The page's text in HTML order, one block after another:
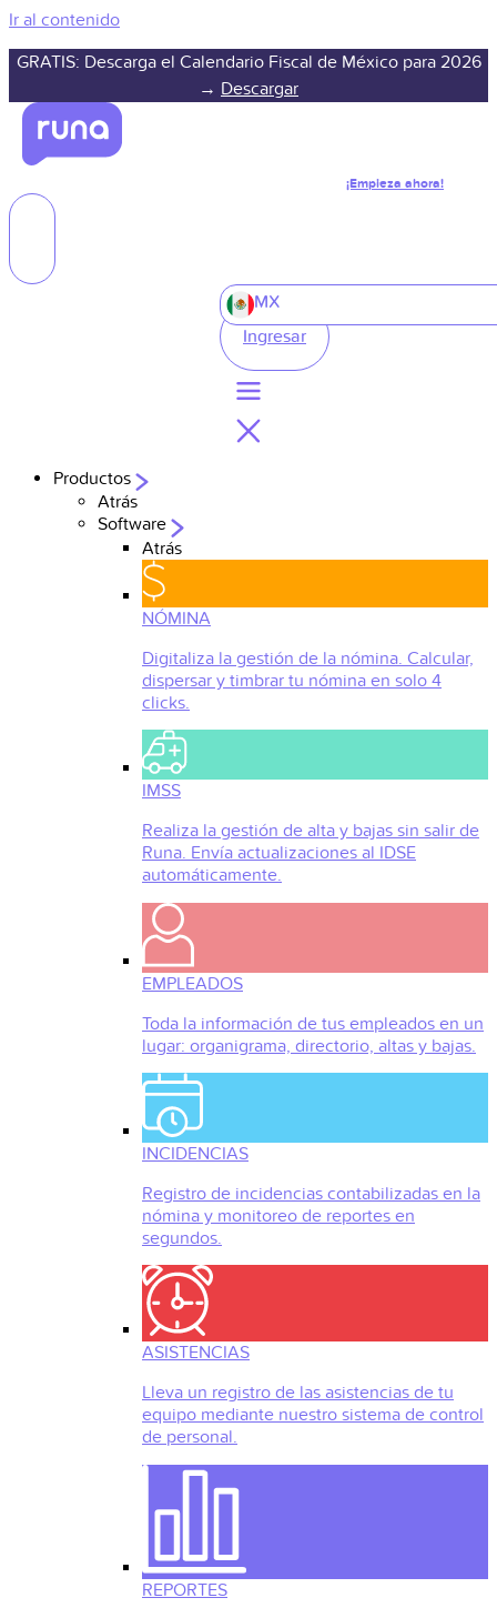
Ir al contenido
GRATIS: Descarga el Calendario Fiscal de México para 2026
→ Descargar
¡Empieza ahora!
MX
Ingresar
Productos
Atrás
Software
Atrás
NÓMINA
Digitaliza la gestión de la nómina. Calcular,
dispersar y timbrar tu nómina en solo 4
clicks.
IMSS
Realiza la gestión de alta y bajas sin salir de
Runa. Envía actualizaciones al IDSE
automáticamente.
EMPLEADOS
Toda la información de tus empleados en un
lugar: organigrama, directorio, altas y bajas.
INCIDENCIAS
Registro de incidencias contabilizadas en la
nómina y monitoreo de reportes en
segundos.
ASISTENCIAS
Lleva un registro de las asistencias de tu
equipo mediante nuestro sistema de control
de personal.
REPORTES